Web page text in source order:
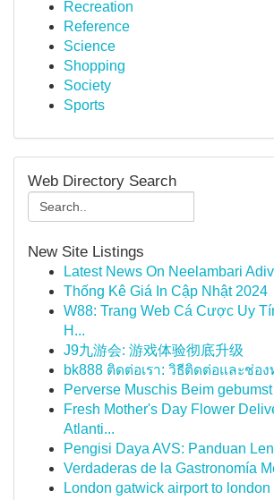
Recreation
Reference
Science
Shopping
Society
Sports
Web Directory Search
New Site Listings
Latest News On Neelambari
Thống Kê Giá In Cập Nhật 2024
W88: Trang Web Cá Cược Uy
H...
J9九游会: 游戏体验彻底升级
bk888 ติดต่อเรา: วิธีติดต่อและช่อง
Perverse Muschis Beim
Fresh Mother's Day Flower
Atlanti...
Pengisi Daya AVS: Panduan
Verdaderas de la Gastronomía
London gatwick airport to